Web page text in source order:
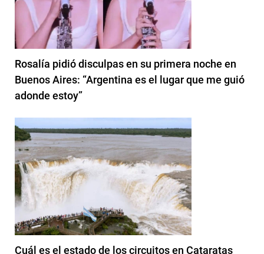
Rosalía pidió disculpas en su primera noche en
Buenos Aires: “Argentina es el lugar que me guió
adonde estoy”
Cuál es el estado de los circuitos en Cataratas